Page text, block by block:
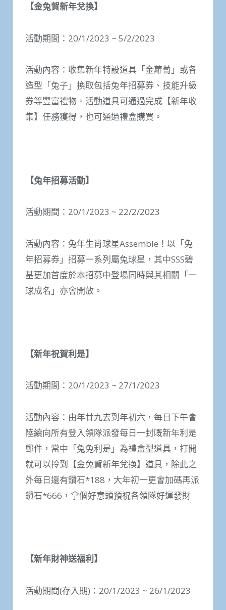
【金兔賀新年兌換】
活動期間：20/1/2023 ~ 5/2/2023
活動內容：收集新年特設道具「金蘿蔔」或各
造型「兔子」換取包括兔年招募券、技能升級
券等豐富禮物。活動道具可通過完成【新年收
集】任務獲得，也可通過禮盒購買。
【兔年招募活動】
活動期間：20/1/2023 ~ 22/2/2023
活動內容：兔年生肖球星Assemble！以「兔
年招募券」招募一系列屬兔球星，其中SSS碧
基更加首度於本招募中登場同時與其相關「一
球成名」亦會開放。
【新年祝賀利是】
活動期間：20/1/2023 ~ 27/1/2023
活動內容：由年廿九去到年初六，每日下午會
陸續向所有登入領隊派發每日一封嘅新年利是
郵件，當中「兔兔利是」為禮盒型道具，打開
就可以拎到【金兔賀新年兌換】道具，除此之
外每日還有鑽石*188，大年初一更會加碼再派
鑽石*666，拿個好意頭預祝各領隊好運發財
【新年財神送福利】
活動期間(存入期)：20/1/2023 ~ 26/1/2023